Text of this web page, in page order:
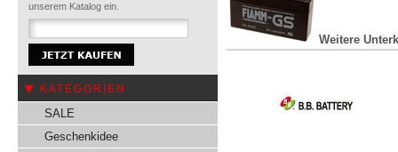
unserem Katalog ein.
KATEGORIEN
SALE
Geschenkidee
Weitere